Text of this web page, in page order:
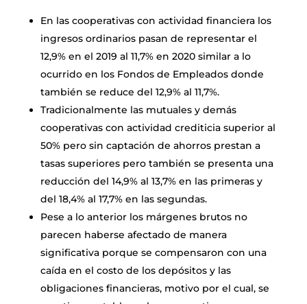
En las cooperativas con actividad financiera los
ingresos ordinarios pasan de representar el
12,9% en el 2019 al 11,7% en 2020 similar a lo
ocurrido en los Fondos de Empleados donde
también se reduce del 12,9% al 11,7%.
Tradicionalmente las mutuales y demás
cooperativas con actividad crediticia superior al
50% pero sin captación de ahorros prestan a
tasas superiores pero también se presenta una
reducción del 14,9% al 13,7% en las primeras y
del 18,4% al 17,7% en las segundas.
Pese a lo anterior los márgenes brutos no
parecen haberse afectado de manera
significativa porque se compensaron con una
caída en el costo de los depósitos y las
obligaciones financieras, motivo por el cual, se